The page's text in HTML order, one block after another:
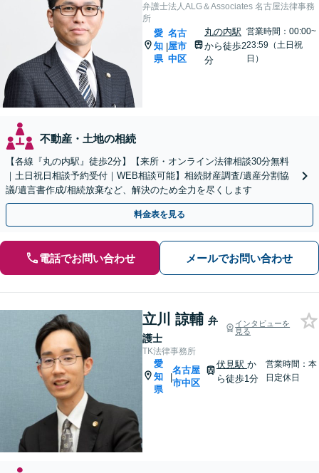
弁護士法人ALG＆Associates 名古屋法律事務
所
愛
知
県
|
名古
屋市
中区
丸の内駅
から徒歩2
分
営業時間：00:00~
23:59（土日祝
日）
不動産・土地の相続
【各線『丸の内駅』徒歩2分】【来所・オンライン法律相談30分無料
｜土日祝日相談予約受付｜WEB相談可能】相続財産調査/遺産分割協
議/遺言書作成/相続放棄など、解決のため全力を尽くします
料金表を見る
電話でお問い合わせ メールでお問い合わせ
立川 諒輔 弁
護士
インタビューを
見る
TK法律事務所
愛
知
県
|
名古屋
市中区
伏見駅 か
ら徒歩1分
営業時間：本
日定休日